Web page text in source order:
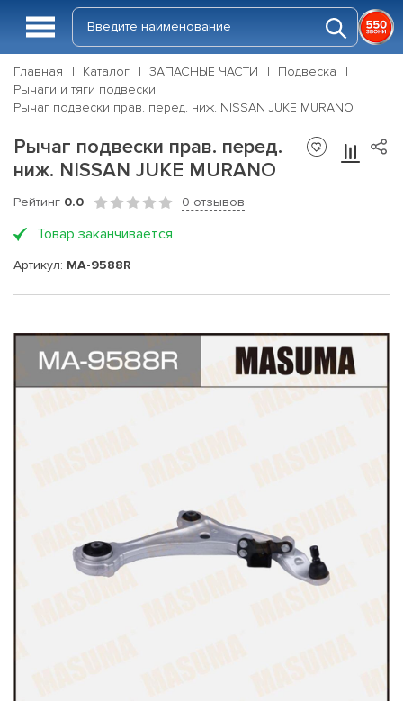
Главная Каталог ЗАПАСНЫЕ ЧАСТИ
Подвеска
Рычаги и тяги подвески
Рычаг подвески прав. перед. ниж. NISSAN JUKE MURANO
Рычаг подвески прав. перед.
ниж. NISSAN JUKE MURANO
Рейтинг 0.0 0 отзывов
Товар заканчивается
Артикул: MA-9588R